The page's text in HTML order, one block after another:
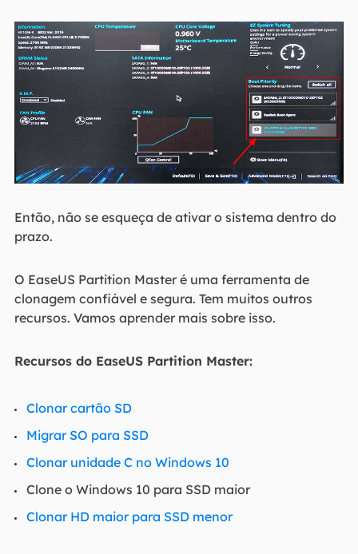
Então, não se esqueça de ativar o sistema dentro do
prazo.
O EaseUS Partition Master é uma ferramenta de
clonagem confiável e segura. Tem muitos outros
recursos. Vamos aprender mais sobre isso.
Recursos do EaseUS Partition Master:
Clonar cartão SD
Migrar SO para SSD
Clonar unidade C no Windows 10
Clone o Windows 10 para SSD maior
Clonar HD maior para SSD menor